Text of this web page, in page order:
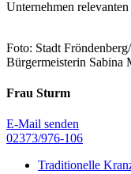
Unternehmen
Foto: Stadt
Bürgermeisterin
Frau Sturm
E-Mail senden
02373/976-106
Traditionelle